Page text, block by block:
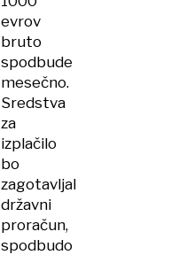
evrov
bruto
spodbude
mesečno.
Sredstva
za
izplačilo
bo
zagotavljal
državni
proračun,
spodbudo